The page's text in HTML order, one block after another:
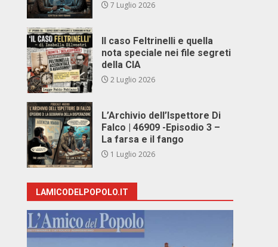
7 Luglio 2026
Il caso Feltrinelli e quella
nota speciale nei file segreti
della CIA
2 Luglio 2026
L’Archivio dell’Ispettore Di
Falco | 46909 -Episodio 3 –
La farsa e il fango
1 Luglio 2026
LAMICODELPOPOLO.IT